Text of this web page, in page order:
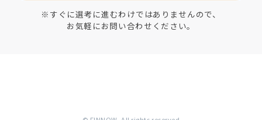
※すぐに選考に進むわけではありませんので、
お気軽にお問い合わせください。